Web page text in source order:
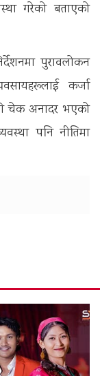
गरेको बताएको
पुरावलोकन
कर्जा
चेक अनादर भएको
पनि नीतिमा